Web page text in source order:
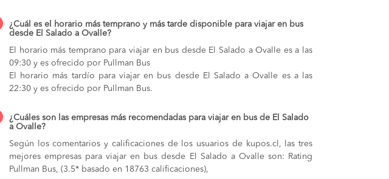
¿Cuál es el horario más temprano y más tarde disponible para viajar en bus
desde El Salado a Ovalle?
El horario más temprano para viajar en bus desde El Salado a Ovalle es a las
09:30 y es ofrecido por Pullman Bus
El horario más tardío para viajar en bus desde El Salado a Ovalle es a las
22:30 y es ofrecido por Pullman Bus.
¿Cuáles son las empresas más recomendadas para viajar en bus de El Salado
a Ovalle?
Según los comentarios y calificaciones de los usuarios de kupos.cl, las tres
mejores empresas para viajar en bus desde El Salado a Ovalle son: Rating
Pullman Bus, (3.5* basado en 18763 calificaciones),